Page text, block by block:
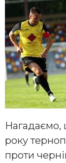
Нагадаємо,
року
проти